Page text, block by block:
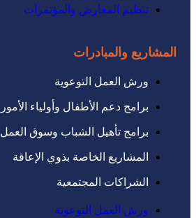
تنظيم المعارض والمؤتمرات
المشاريع والمبادرات
ورش العمل التوعوية
برامج دعم الأطفال وأولياء الأمور
برامج تأهيل الشباب وسوق العمل
المشاريع الخاصة بذوي الإعاقة
الشراكات المجتمعية
ورش العمل التوعوية